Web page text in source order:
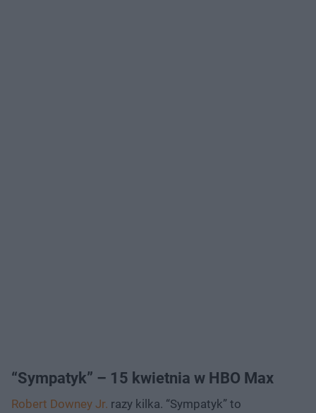
“Sympatyk” – 15 kwietnia w HBO Max
Robert Downey Jr. razy kilka. “Sympatyk” to